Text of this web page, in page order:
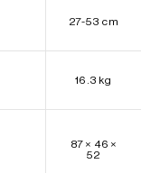
27-53 cm
16.3 kg
87 × 46 ×
52